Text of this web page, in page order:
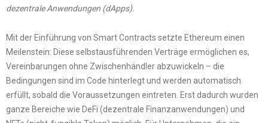
dezentrale Anwendungen (dApps).
Mit der Einführung von Smart Contracts setzte Ethereum einen
Meilenstein: Diese selbstausführenden Verträge ermöglichen es,
Vereinbarungen ohne Zwischenhändler abzuwickeln – die
Bedingungen sind im Code hinterlegt und werden automatisch
erfüllt, sobald die Voraussetzungen eintreten. Erst dadurch wurden
ganze Bereiche wie DeFi (dezentrale Finanzanwendungen) und